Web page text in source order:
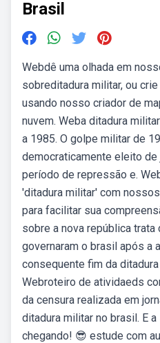
Brasil
Webdê uma olhada em
sobreditadura militar, ou
usando nosso criador de
nuvem. Weba ditadura
a 1985. O golpe militar de
democraticamente eleito
período de repressão e.
'ditadura militar' com
para facilitar sua
sobre a nova república
governaram o brasil após a
consequente fim da
Webroteiro de atividaeds
da censura realizada em
ditadura militar no brasil. E
chegando! 😎 estude com